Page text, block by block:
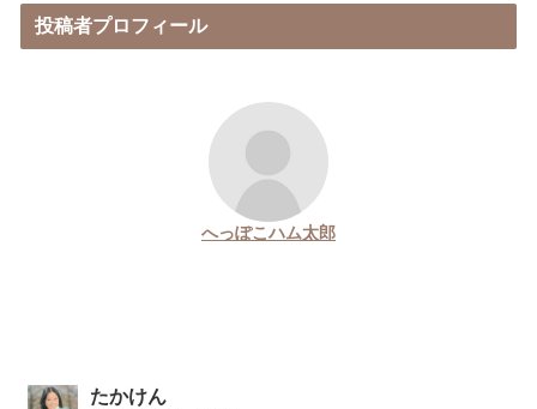
投稿者プロフィール
へっぽこハム太郎
たかけん